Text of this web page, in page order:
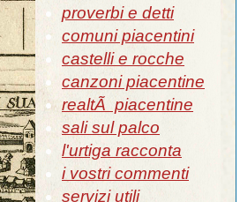
proverbi e detti
comuni piacentini
castelli e rocche
canzoni piacentine
realtÃ piacentine
sali sul palco
l'urtiga racconta
i vostri commenti
servizi utili